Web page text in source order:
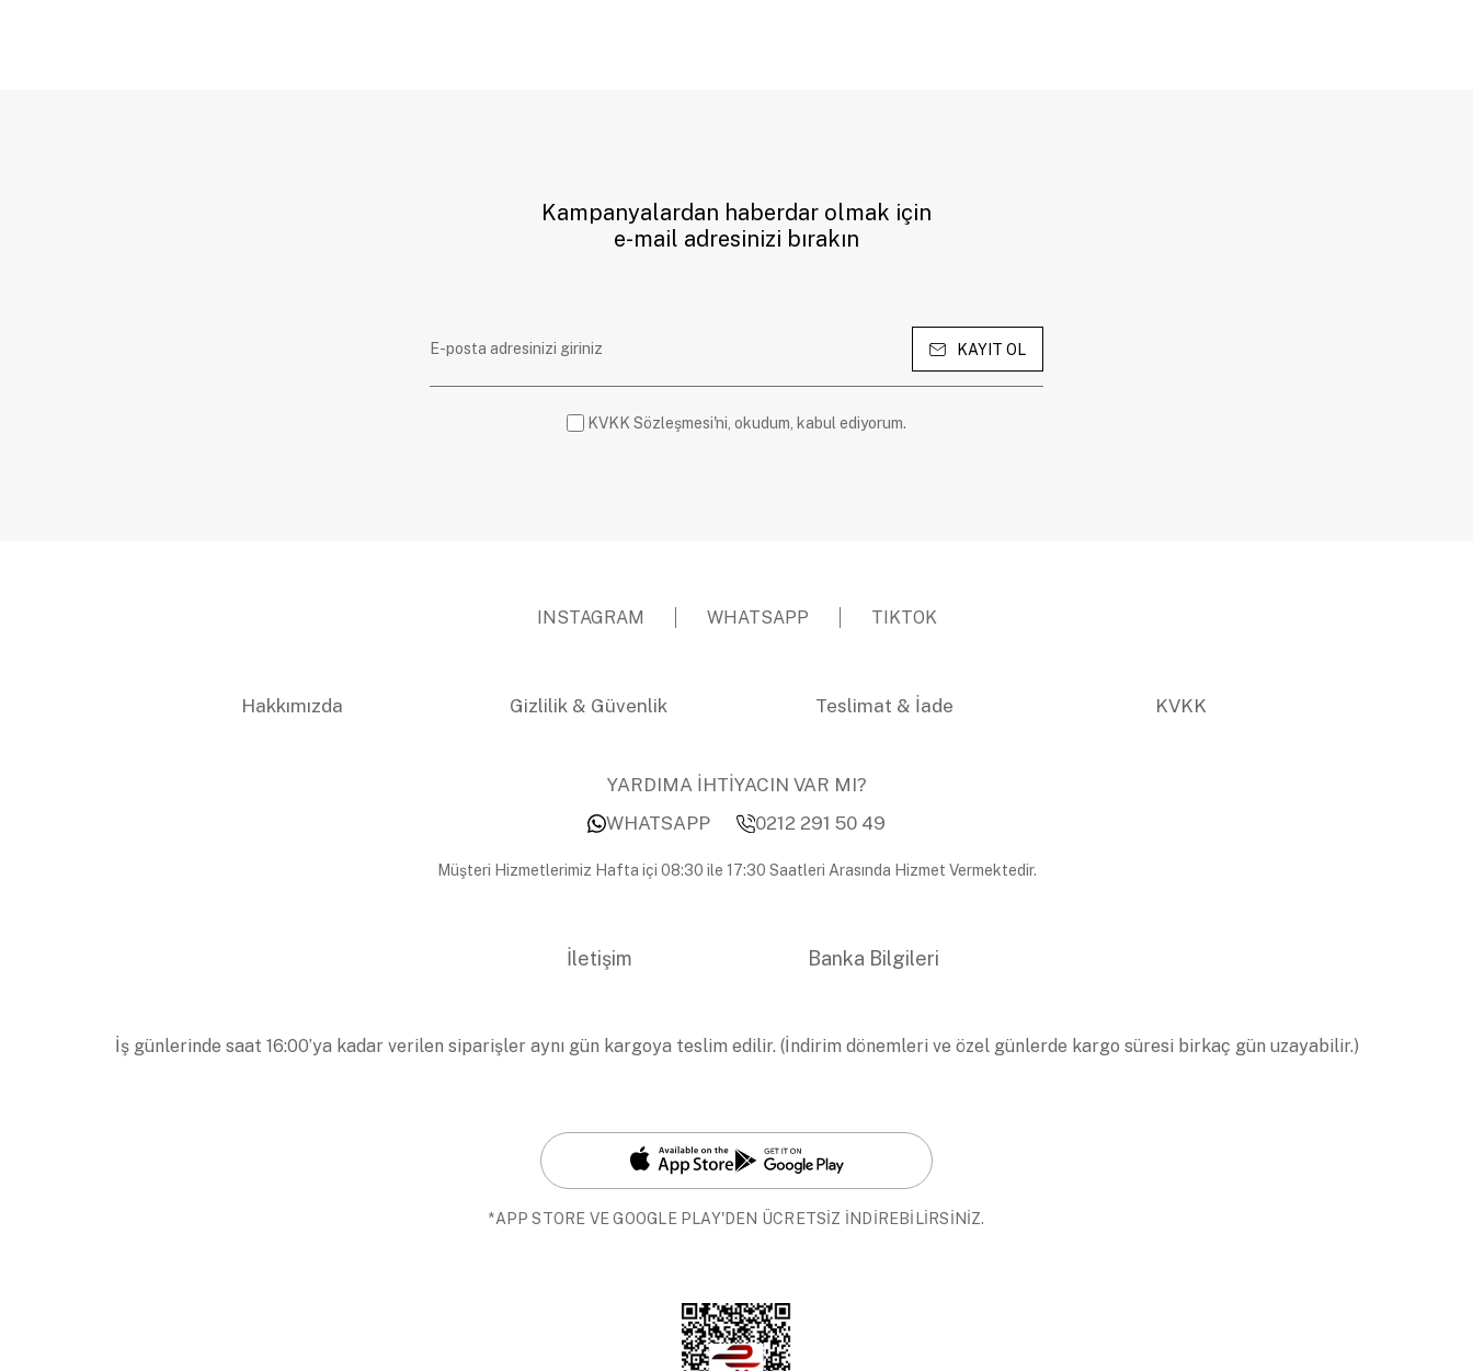
Kampanyalardan haberdar olmak için
e-mail adresinizi bırakın
KAYIT OL
KVKK Sözleşmesi'ni, okudum, kabul ediyorum.
INSTAGRAM WHATSAPP TIKTOK
Hakkımızda Gizlilik & Güvenlik Teslimat & İade KVKK
YARDIMA İHTİYACIN VAR MI?
WHATSAPP
0212 291 50 49
Müşteri Hizmetlerimiz Hafta içi 08:30 ile 17:30 Saatleri Arasında Hizmet Vermektedir.
İletişim Banka Bilgileri
İş günlerinde saat 16:00’ya kadar verilen siparişler aynı gün kargoya teslim edilir. (İndirim dönemleri ve özel günlerde kargo süresi birkaç gün uzayabilir.)
*APP STORE VE GOOGLE PLAY'DEN ÜCRETSİZ İNDİREBİLİRSİNİZ.